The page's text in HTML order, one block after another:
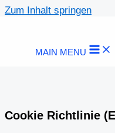
Zum Inhalt springen
MAIN MENU
Cookie Richtlinie